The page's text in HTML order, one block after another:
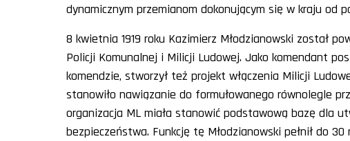
dynamicznym przemianom dokonującym się w kraju od
8 kwietnia 1919 roku Kazimierz Młodzianowski został
Policji Komunalnej i Milicji Ludowej. Jako komendant
komendzie, stworzył też projekt włączenia Milicji
stanowiło nawiązanie do formułowanego równolegle
organizacja ML miała stanowić podstawową bazę dla
bezpieczeństwa. Funkcję tę Młodzianowski pełnił do